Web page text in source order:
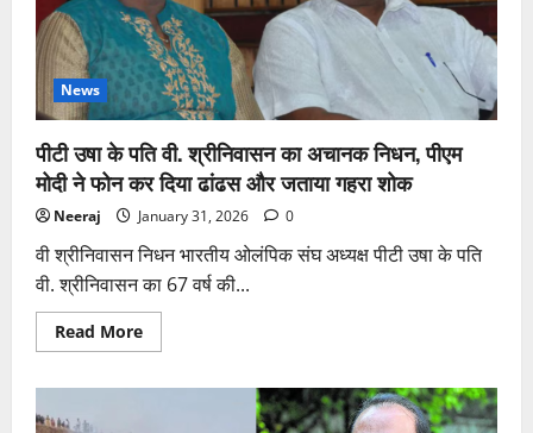
सतर्क
नजर
रख
रहा,
क्या
है
बड़ा
News
पीटी उषा के पति वी. श्रीनिवासन का अचानक निधन, पीएम
मोदी ने फोन कर दिया ढांढस और जताया गहरा शोक
Neeraj January 31, 2026 0
वी श्रीनिवासन निधन भारतीय ओलंपिक संघ अध्यक्ष पीटी उषा के पति
वी. श्रीनिवासन का 67 वर्ष की...
Read MoreRead
more